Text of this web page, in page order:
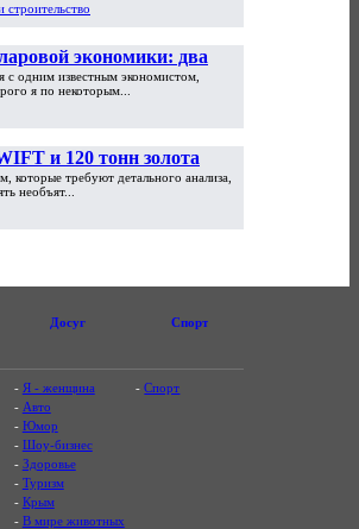
строительство
экономики: два
с одним известным экономистом,
я по некоторым...
и 120 тонн золота
которые требуют детального анализа,
необъят...
Досуг Спорт
- Я - женщина
- Авто
- Юмор
- Шоу-бизнес
- Здоровье
- Туризм
- Крым
- В мире животных
-Спорт